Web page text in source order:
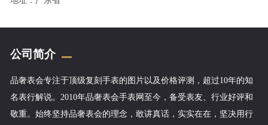
公司简介
品奢表会专注于顶级复刻手表的图片以及价格评测，超过10年的知
名表行解说。2010年品奢表会手表网至今，备受表友、行业好评和
敬重。始终坚持品奢表会的理念，敢讲真话，实实在在，坚决用行